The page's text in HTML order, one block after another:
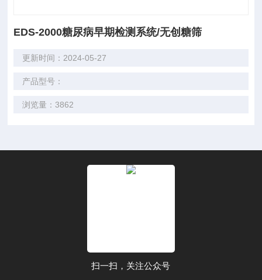
EDS-2000糖尿病早期检测系统/无创糖筛
更新时间：2024-05-27
产品型号：
浏览量：3862
扫一扫，关注公众号